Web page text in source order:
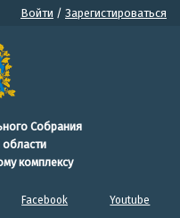
Войти / Зарегистироваться
Собрания
комплексу
Facebook Youtube